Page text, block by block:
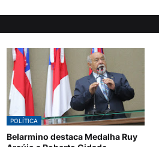
POLÍTICA
Belarmino destaca Medalha Ruy